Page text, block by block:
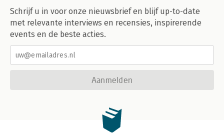
Schrijf u in voor onze nieuwsbrief en blijf up-to-date
met relevante interviews en recensies, inspirerende
events en de beste acties.
Aanmelden